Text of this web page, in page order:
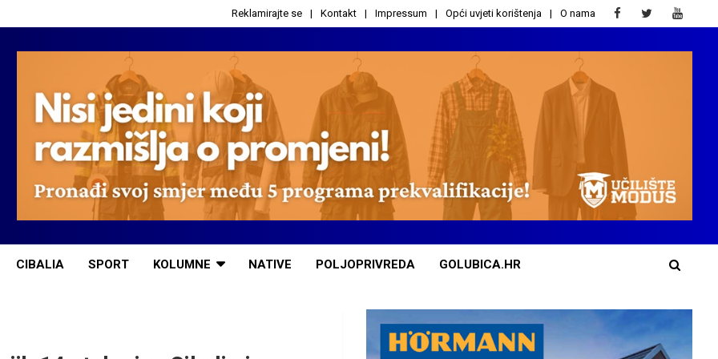
Reklamirajte se Kontakt Impressum Opći uvjeti korištenja O nama
CIBALIA SPORT KOLUMNE NATIVE POLJOPRIVREDA GOLUBICA.HR
A